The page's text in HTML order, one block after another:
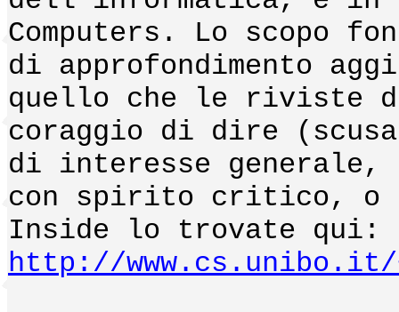
Computers. Lo scopo
di approfondimento
quello che le riviste
coraggio di dire
di interesse
con spirito critico, o
Inside lo trovate qui:
http://